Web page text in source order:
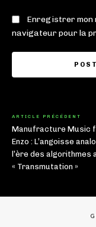
Enregistrer mon
navigateur pour la
ARTICLE PRÉCÉDENT
Manufracture Music
Enzo : L’angoisse
l’ère des algorithmes
« Transmutation »